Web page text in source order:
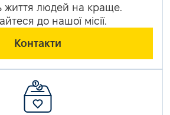
життя людей на краще.
до нашої місії.
Контакти